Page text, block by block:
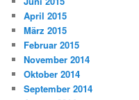
April 2015
März 2015
Februar 2015
November 2014
Oktober 2014
September 2014